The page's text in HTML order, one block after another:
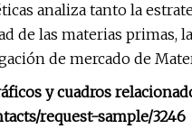
analiza tanto la
de las materias primas,
de mercado de
y cuadros
request-sample/3246